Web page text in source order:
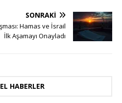
SONRAKI
Hamas ve İsrail
İlk Aşamayı Onayladı
HABERLER